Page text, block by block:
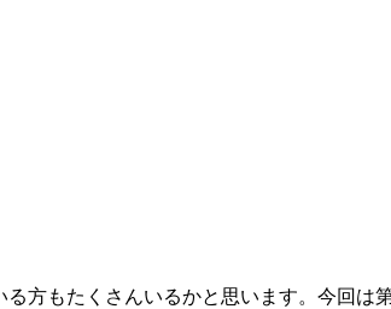
方もたくさんいるかと思います。今回は